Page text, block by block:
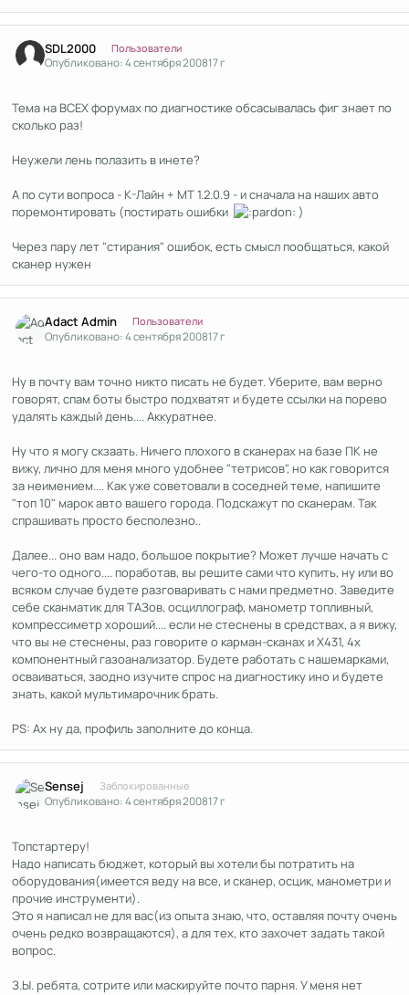
SDL2000 Пользователи
Опубликовано:4 сентября 200817 г
Тема на ВСЕХ форумах по диагностике обсасывалась фиг знает по
сколько раз!
Неужели лень полазить в инете?
А по сути вопроса - К-Лайн + МТ 1.2.0.9 - и сначала на наших авто
поремонтировать (постирать ошибки
)
Через пару лет "стирания" ошибок, есть смысл пообщаться, какой
сканер нужен
Adact Admin Пользователи
Опубликовано:4 сентября 200817 г
Ну в почту вам точно никто писать не будет. Уберите, вам верно
говорят, спам боты быстро подхватят и будете ссылки на порево
удалять каждый день.... Аккуратнее.
Ну что я могу скзаать. Ничего плохого в сканерах на базе ПК не
вижу, лично для меня много удобнее "тетрисов", но как говорится
за неимением.... Как уже советовали в соседней теме, напишите
"топ 10" марок авто вашего города. Подскажут по сканерам. Так
спрашивать просто бесполезно..
Далее... оно вам надо, большое покрытие? Может лучше начать с
чего-то одного.... поработав, вы решите сами что купить, ну или во
всяком случае будете разговаривать с нами предметно. Заведите
себе сканматик для ТАЗов, осциллограф, манометр топливный,
компрессиметр хороший.... если не стеснены в средствах, а я вижу,
что вы не стеснены, раз говорите о карман-сканах и Х431, 4х
компонентный газоанализатор. Будете работать с нашемарками,
осваиваться, заодно изучите спрос на диагностику ино и будете
знать, какой мультимарочник брать.
PS: Ах ну да, профиль заполните до конца.
Sensej Заблокированные
Опубликовано:4 сентября 200817 г
Топстартеру!
Надо написать бюджет, который вы хотели бы потратить на
оборудования(имеется веду на все, и сканер, осцик, манометри и
прочие инструменти).
Это я написал не для вас(из опыта знаю, что, оставляя почту очень
очень редко возвращаются), а для тех, кто захочет задать такой
вопрос.
З.Ы. ребята, сотрите или маскируйте почто парня. У меня нет